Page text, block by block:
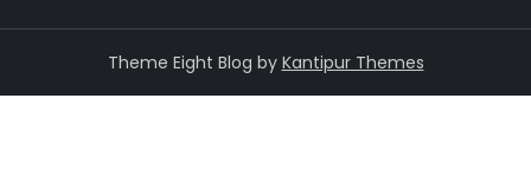
Theme Eight Blog by Kantipur Themes